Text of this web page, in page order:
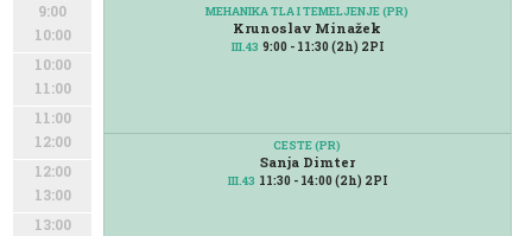
9:00
10:00
10:00
11:00
11:00
12:00
12:00
13:00
13:00
MEHANIKA TLA I TEMELJENJE (PR)
Krunoslav Minažek
III.43 9:00 - 11:30 (2h) 2PI
CESTE (PR)
Sanja Dimter
III.43 11:30 - 14:00 (2h) 2PI